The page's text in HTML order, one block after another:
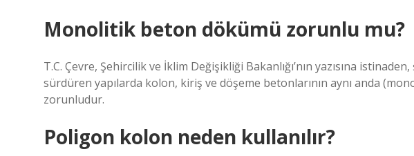
Monolitik beton dökümü zorunlu mu?
T.C. Çevre, Şehircilik ve İklim Değişikliği Bakanlığı’nın yazısına
sürdüren yapılarda kolon, kiriş ve döşeme betonlarının aynı anda
zorunludur.
Poligon kolon neden kullanılır?